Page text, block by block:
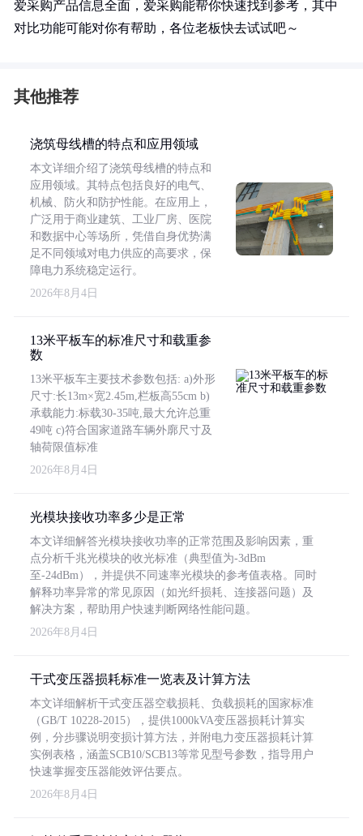
爱采购产品信息全面，爱采购能帮你快速找到参考，其中
对比功能可能对你有帮助，各位老板快去试试吧～
其他推荐
浇筑母线槽的特点和应用领域
本文详细介绍了浇筑母线槽的特点和
应用领域。其特点包括良好的电气、
机械、防火和防护性能。在应用上，
广泛用于商业建筑、工业厂房、医院
和数据中心等场所，凭借自身优势满
足不同领域对电力供应的高要求，保
障电力系统稳定运行。
2026年8月4日
13米平板车的标准尺寸和载重参
数
13米平板车主要技术参数包括: a)外形
尺寸:长13m×宽2.45m,栏板高55cm b)
承载能力:标载30-35吨,最大允许总重
49吨 c)符合国家道路车辆外廓尺寸及
轴荷限值标准
2026年8月4日
光模块接收功率多少是正常
本文详细解答光模块接收功率的正常范围及影响因素，重
点分析千兆光模块的收光标准（典型值为-3dBm
至-24dBm），并提供不同速率光模块的参考值表格。同时
解释功率异常的常见原因（如光纤损耗、连接器问题）及
解决方案，帮助用户快速判断网络性能问题。
2026年8月4日
干式变压器损耗标准一览表及计算方法
本文详细解析干式变压器空载损耗、负载损耗的国家标准
（GB/T 10228-2015），提供1000kVA变压器损耗计算实
例，分步骤说明变损计算方法，并附电力变压器损耗计算
实例表格，涵盖SCB10/SCB13等常见型号参数，指导用户
快速掌握变压器能效评估要点。
2026年8月4日